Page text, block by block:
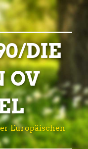
DIE
OV
Europäischen